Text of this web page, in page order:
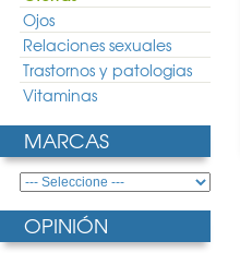
Ojos
Relaciones sexuales
Trastornos y patologias
Vitaminas
MARCAS
OPINIÓN
Protectora
50ml
15.52 €
Cuidado Hidratante
27.95 €